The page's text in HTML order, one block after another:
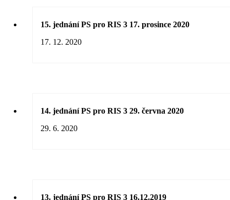
15. jednání PS pro RIS 3 17. prosince 2020
17. 12. 2020
14. jednání PS pro RIS 3 29. června 2020
29. 6. 2020
13. jednání PS pro RIS 3 16.12.2019